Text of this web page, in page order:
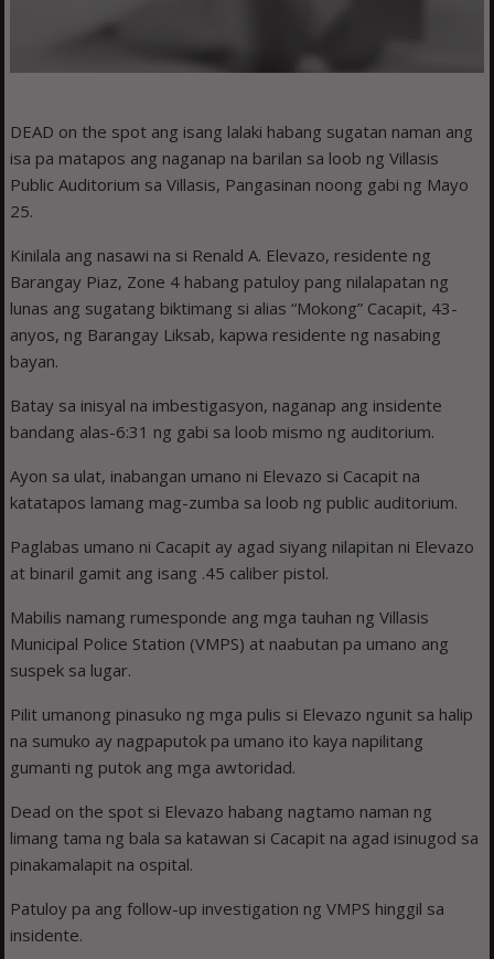
DEAD on the spot ang isang lalaki habang sugatan naman ang
isa pa matapos ang naganap na barilan sa loob ng Villasis
Public Auditorium sa Villasis, Pangasinan noong gabi ng Mayo
25.
Kinilala ang nasawi na si Renald A. Elevazo, residente ng
Barangay Piaz, Zone 4 habang patuloy pang nilalapatan ng
lunas ang sugatang biktimang si alias “Mokong” Cacapit, 43-
anyos, ng Barangay Liksab, kapwa residente ng nasabing
bayan.
Batay sa inisyal na imbestigasyon, naganap ang insidente
bandang alas-6:31 ng gabi sa loob mismo ng auditorium.
Ayon sa ulat, inabangan umano ni Elevazo si Cacapit na
katatapos lamang mag-zumba sa loob ng public auditorium.
Paglabas umano ni Cacapit ay agad siyang nilapitan ni Elevazo
at binaril gamit ang isang .45 caliber pistol.
Mabilis namang rumesponde ang mga tauhan ng Villasis
Municipal Police Station (VMPS) at naabutan pa umano ang
suspek sa lugar.
Pilit umanong pinasuko ng mga pulis si Elevazo ngunit sa halip
na sumuko ay nagpaputok pa umano ito kaya napilitang
gumanti ng putok ang mga awtoridad.
Dead on the spot si Elevazo habang nagtamo naman ng
limang tama ng bala sa katawan si Cacapit na agad isinugod sa
pinakamalapit na ospital.
Patuloy pa ang follow-up investigation ng VMPS hinggil sa
insidente.